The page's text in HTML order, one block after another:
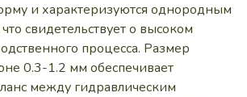
и характеризуются однородным
свидетельствует о высоком
процесса. Размер
0.3-1.2 мм обеспечивает
между гидравлическим